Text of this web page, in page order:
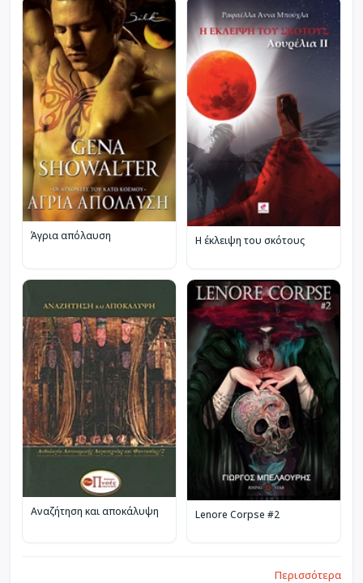
Άγρια απόλαυση Η έκλειψη του σκότους
Αναζήτηση και αποκάλυψη Lenore Corpse #2
Περισσότερα